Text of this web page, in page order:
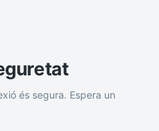
és segura. Espera un